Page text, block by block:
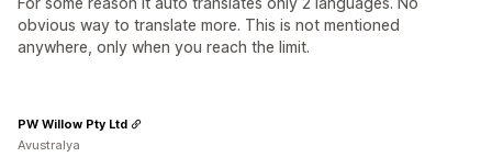
obvious way to translate more. This is not mentioned
anywhere, only when you reach the limit.
PW Willow Pty Ltd
Avustralya